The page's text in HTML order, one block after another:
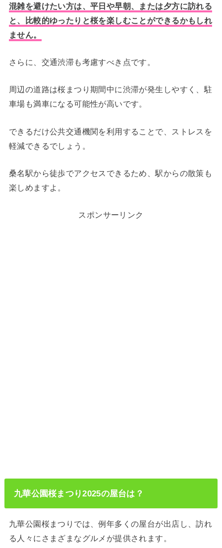
混雑を避けたい方は、平日や早朝、または夕方に訪れる
と、比較的ゆったりと桜を楽しむことができるかもしれ
ません。
さらに、交通渋滞も考慮すべき点です。
周辺の道路は桜まつり期間中に渋滞が発生しやすく、駐
車場も満車になる可能性が高いです。
できるだけ公共交通機関を利用することで、ストレスを
軽減できるでしょう。
桑名駅から徒歩でアクセスできるため、駅からの散策も
楽しめますよ。
スポンサーリンク
九華公園桜まつり2025の屋台は？
九華公園桜まつりでは、例年多くの屋台が出店し、訪れ
る人々にさまざまなグルメが提供されます。